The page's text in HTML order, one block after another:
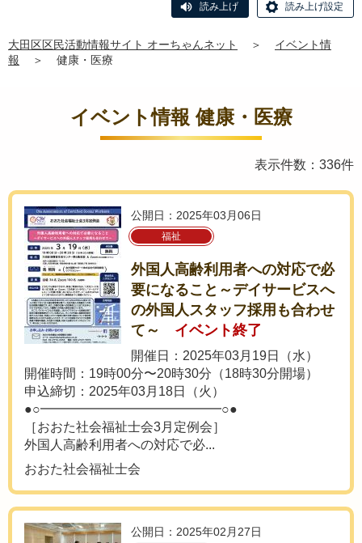
読み上げ 読み上げ設定
大田区区民活動情報サイト オーちゃんネット ＞
イベント情
報
＞ 健康・医療
イベント情報 健康・医療
表示件数：336件
公開日：2025年03月06日
福祉
外国人高齢利用者への対応で必
要になること～デイサービスへ
の外国人スタッフ採用も合わせ
て～
イベント終了
開催日：2025年03月19日（水）
開催時間：19時00分〜20時30分（18時30分開場）
申込締切：2025年03月18日（火）
●○━━━━━━━━━━━━━━○●
［おおた社会福祉士会3月定例会］
外国人高齢利用者への対応で必...
おおた社会福祉士会
公開日：2025年02月27日